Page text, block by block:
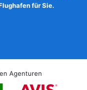
für Sie.
Agenturen